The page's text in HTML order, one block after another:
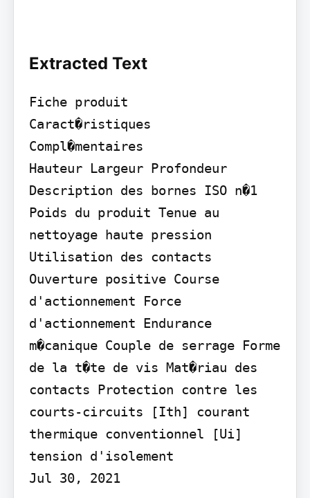
Extracted Text
Fiche produit
Caract�ristiques
Compl�mentaires
Hauteur Largeur Profondeur
Description des bornes ISO n�1
Poids du produit Tenue au
nettoyage haute pression
Utilisation des contacts
Ouverture positive Course
d'actionnement Force
d'actionnement Endurance
m�canique Couple de serrage Forme
de la t�te de vis Mat�riau des
contacts Protection contre les
courts-circuits [Ith] courant
thermique conventionnel [Ui]
tension d'isolement
Jul 30, 2021